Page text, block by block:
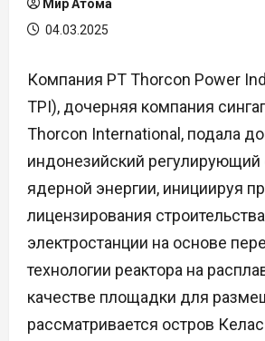
Мир Атома
04.03.2025
Компания PT Thorcon Power
TPI), дочерняя компания
Thorcon International, подала
индонезийский регулирующий
ядерной энергии, инициируя
лицензирования строительства
электростанции на основе
технологии реактора на
качестве площадки для
рассматривается остров